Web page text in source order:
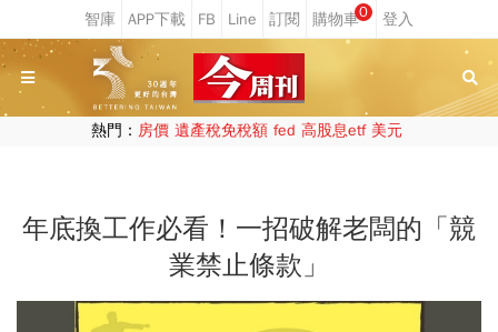
0
熱門： 房價 遺產稅免稅額 fed 高股息etf 美元
年底換工作必看！一招破解老闆的「競
業禁止條款」